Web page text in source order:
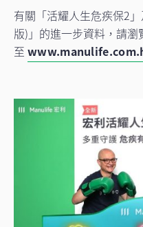
有關「活耀人生危疾保2
版)」的進一步資料，請瀏
至